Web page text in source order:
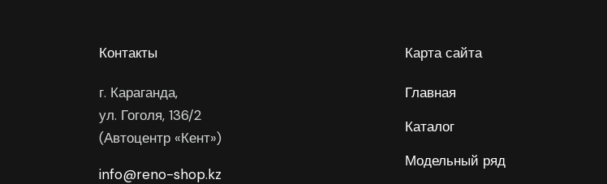
Контакты
г. Караганда,
ул. Гоголя, 136/2
(Автоцентр «Кент»)
info@reno-shop.kz
Карта сайта
Главная
Каталог
Модельный ряд